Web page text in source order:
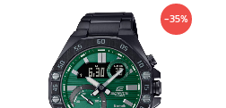
-35%
Original
price
was:
8,400 ฿.
Current
price